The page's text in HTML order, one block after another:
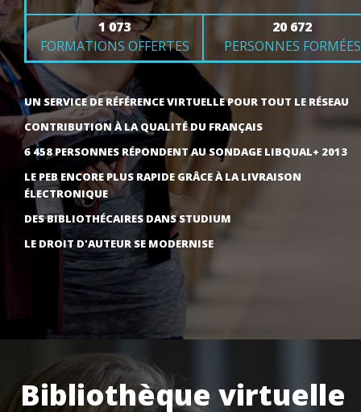
1 073
FORMATIONS OFFERTES
20 672
PERSONNES FORMÉES
UN SERVICE DE RÉFÉRENCE VIRTUELLE POUR TOUT LE RÉSEAU
CONTRIBUTION À LA QUALITÉ DU FRANÇAIS
6 458 PERSONNES RÉPONDENT AU SONDAGE LIBQUAL+ 2013
LE PEB ENCORE PLUS RAPIDE GRÂCE À LA LIVRAISON
ÉLECTRONIQUE
DES BIBLIOTHÉCAIRES DANS STUDIUM
LE DROIT D'AUTEUR SE MODERNISE
Bibliothèque virtuelle